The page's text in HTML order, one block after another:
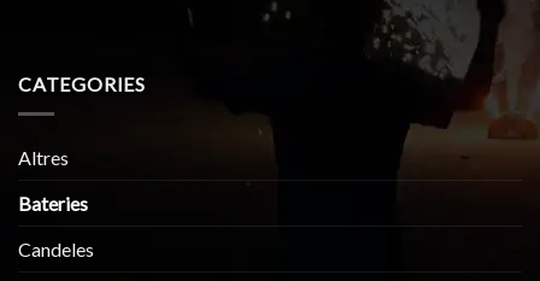
CATEGORIES
Altres
Bateries
Candeles